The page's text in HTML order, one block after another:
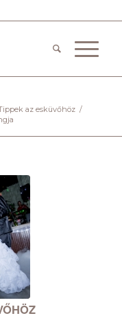
az esküvőhöz /